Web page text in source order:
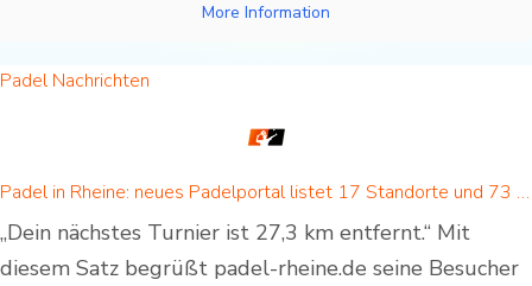
More Information
Padel Nachrichten
Padel in Rheine: neues Padelportal listet 17 Standorte und 73 Padel-Courts in Rheine und Umgebung
„Dein nächstes Turnier ist 27,3 km entfernt.“ Mit
diesem Satz begrüßt padel-rheine.de seine Besucher